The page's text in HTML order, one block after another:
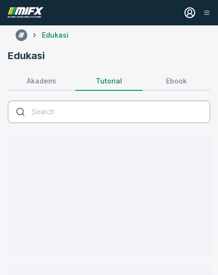
Edukasi
Edukasi
Akademi Tutorial Ebook